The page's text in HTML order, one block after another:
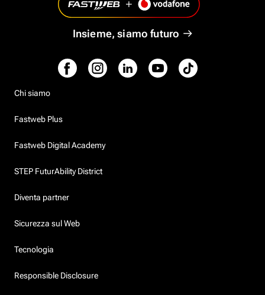
Insieme, siamo futuro
Chi siamo
Fastweb Plus
Fastweb Digital Academy
STEP FuturAbility District
Diventa partner
Sicurezza sul Web
Tecnologia
Responsible Disclosure